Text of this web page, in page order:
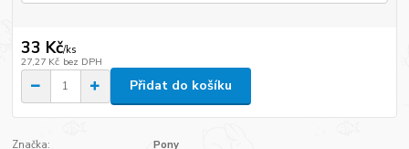
33 Kč/ks
27,27 Kč bez DPH
Přidat do košíku
Značka:
Pony